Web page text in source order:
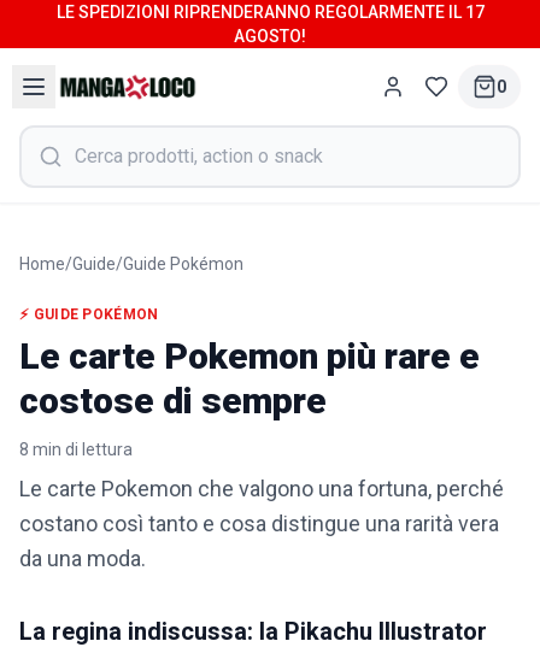
LE SPEDIZIONI RIPRENDERANNO REGOLARMENTE IL 17
AGOSTO!
0
Home/Guide/Guide Pokémon
⚡ GUIDE POKÉMON
Le carte Pokemon più rare e
costose di sempre
8 min di lettura
Le carte Pokemon che valgono una fortuna, perché
costano così tanto e cosa distingue una rarità vera
da una moda.
La regina indiscussa: la Pikachu Illustrator